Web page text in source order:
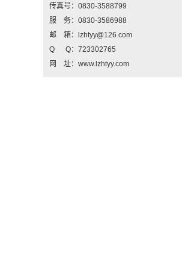
传真号：0830-3588799
服 务：0830-3586988
邮 箱：lzhtyy@126.com
Q Q：723302765
网 址：www.lzhtyy.com